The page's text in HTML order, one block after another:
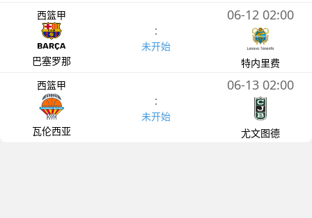
西篮甲
巴塞罗那
:
未开始
06-12 02:00
特内里费
西篮甲
瓦伦西亚
:
未开始
06-13 02:00
尤文图德